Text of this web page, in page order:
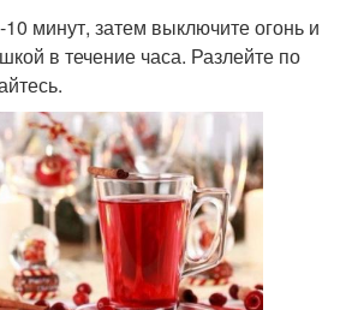
минут, затем выключите огонь и
в течение часа. Разлейте по